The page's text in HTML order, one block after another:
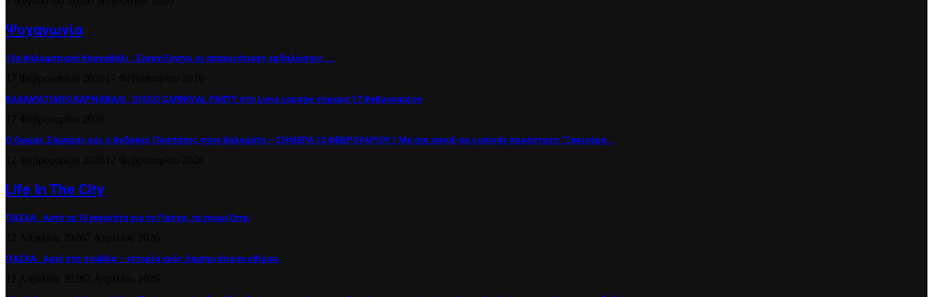
Ψυχαγωγία
13ο Καλαματιανό Καρναβάλι : Συνεχίζονται οι αποκριάτικες εκδηλώσεις ….
ΚΑΛΑΜΑΤΙΑΝΟ ΚΑΡΝΑΒΑΛΙ : DISCO CARNIVAL PARTY στο Luna Lounge σήμερα 17 Φεβρουαρίου
Ο Θωμάς Ζάμπρας και ο Ανδρέας Πασπάτης στην Καλαμάτα – ΣΗΜΕΡΑ 12 ΦΕΒΡΟΥΑΡΙΟΥ / Με την stand-up comedy παράσταση “Ξεκινάμε...
Life In The City
ΠΑΣΧΑ : Αυτά τα 10 γεγονότα για το Πάσχα, τα γνωρίζετε;
ΠΑΣΧΑ : Αρνί στη σούβλα – Ιστορία ενός λαμπριάτικου εθίμου.